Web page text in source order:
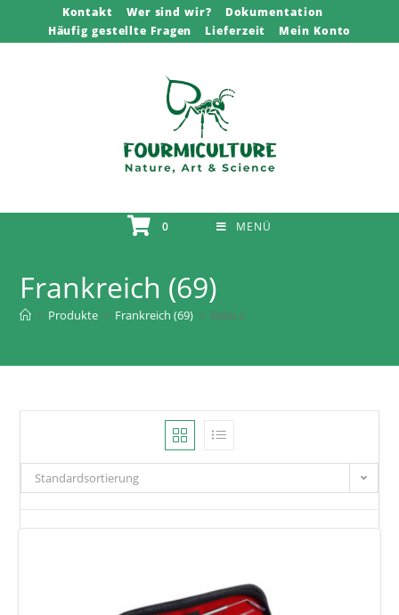
Kontakt Wer sind wir?
Dokumentation
Häufig gestellte Fragen
Lieferzeit Mein Konto
0 MENÜ
Frankreich (69)
> Produkte > Frankreich (69) > Seite 2
Standardsortierung